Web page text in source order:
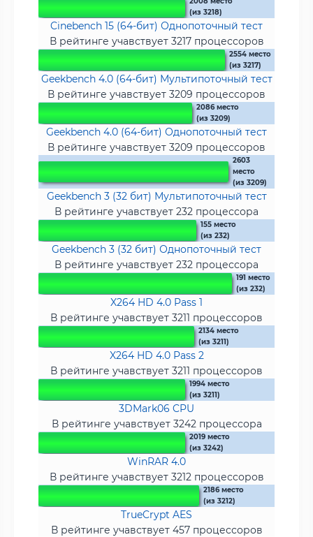
(из 3218)
Cinebench 15 (64-бит) Однопоточный тест
В рейтинге учавствует 3217 процессоров
2554 место
(из 3217)
Geekbench 4.0 (64-бит) Мультипоточный тест
В рейтинге учавствует 3209 процессоров
2086 место
(из 3209)
Geekbench 4.0 (64-бит) Однопоточный тест
В рейтинге учавствует 3209 процессоров
2603
место
(из 3209)
Geekbench 3 (32 бит) Мультипоточный тест
В рейтинге учавствует 232 процессора
155 место
(из 232)
Geekbench 3 (32 бит) Однопоточный тест
В рейтинге учавствует 232 процессора
191 место
(из 232)
X264 HD 4.0 Pass 1
В рейтинге учавствует 3211 процессоров
2134 место
(из 3211)
X264 HD 4.0 Pass 2
В рейтинге учавствует 3211 процессоров
1994 место
(из 3211)
3DMark06 CPU
В рейтинге учавствует 3242 процессора
2019 место
(из 3242)
WinRAR 4.0
В рейтинге учавствует 3212 процессоров
2186 место
(из 3212)
TrueCrypt AES
В рейтинге учавствует 457 процессоров